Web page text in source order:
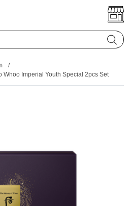
/
Imperial Youth Special 2pcs Set